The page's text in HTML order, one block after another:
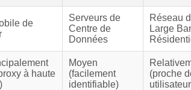
de
Serveurs de
Centre de
Données
Réseau
Large
à haute
Moyen
(facilement
identifiable)
(proche